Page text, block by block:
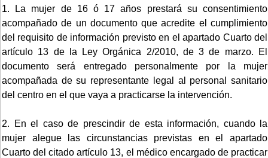
1. La mujer de 16 ó 17 años prestará su consentimiento
acompañado de un documento que acredite el cumplimiento
del requisito de información previsto en el apartado Cuarto del
artículo 13 de la Ley Orgánica 2/2010, de 3 de marzo. El
documento será entregado personalmente por la mujer
acompañada de su representante legal al personal sanitario
del centro en el que vaya a practicarse la intervención.
2. En el caso de prescindir de esta información, cuando la
mujer alegue las circunstancias previstas en el apartado
Cuarto del citado artículo 13, el médico encargado de practicar